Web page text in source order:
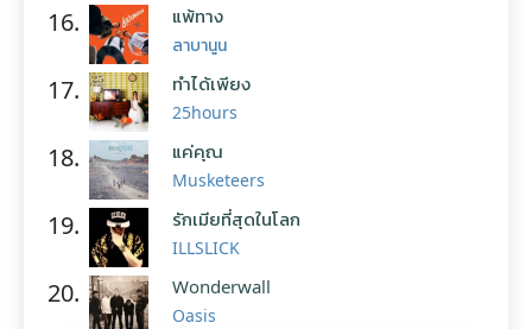
16. แพ้ทาง
ลาบานูน
17. ทำได้เพียง
25hours
18. แค่คุณ
Musketeers
19. รักเมียที่สุดในโลก
ILLSLICK
20. Wonderwall
Oasis